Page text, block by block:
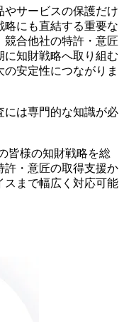
やサービスの保護だけ
略にも直結する重要な
合他社の特許・意匠
知財戦略へ取り組む
安定性につながりま
には専門的な知識が必
皆様の知財戦略を総
許・意匠の取得支援か
スまで幅広く対応可能